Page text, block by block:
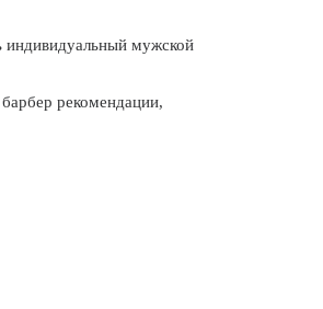
индивидуальный мужской
рекомендации,